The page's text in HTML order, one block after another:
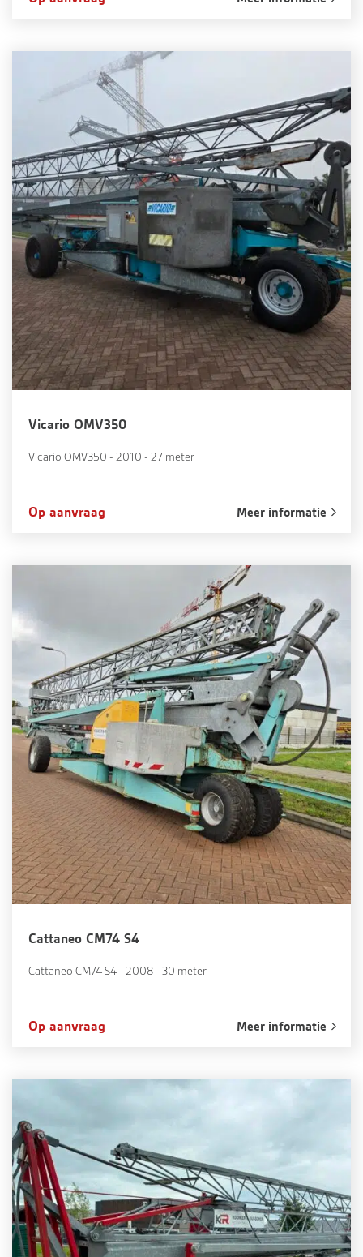
Vicario OMV350
Vicario OMV350 - 2010 - 27 meter
Op aanvraag Meer informatie
Cattaneo CM74 S4
Cattaneo CM74 S4 - 2008 - 30 meter
Op aanvraag Meer informatie